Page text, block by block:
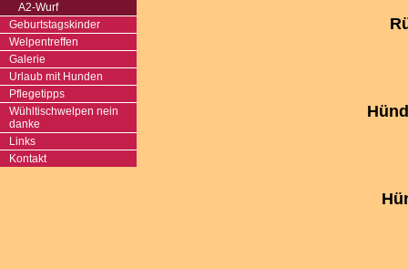
A2-Wurf
Geburtstagskinder
Welpentreffen
Galerie
Urlaub mit Hunden
Pflegetipps
Wühltischwelpen nein
danke
Links
Kontakt